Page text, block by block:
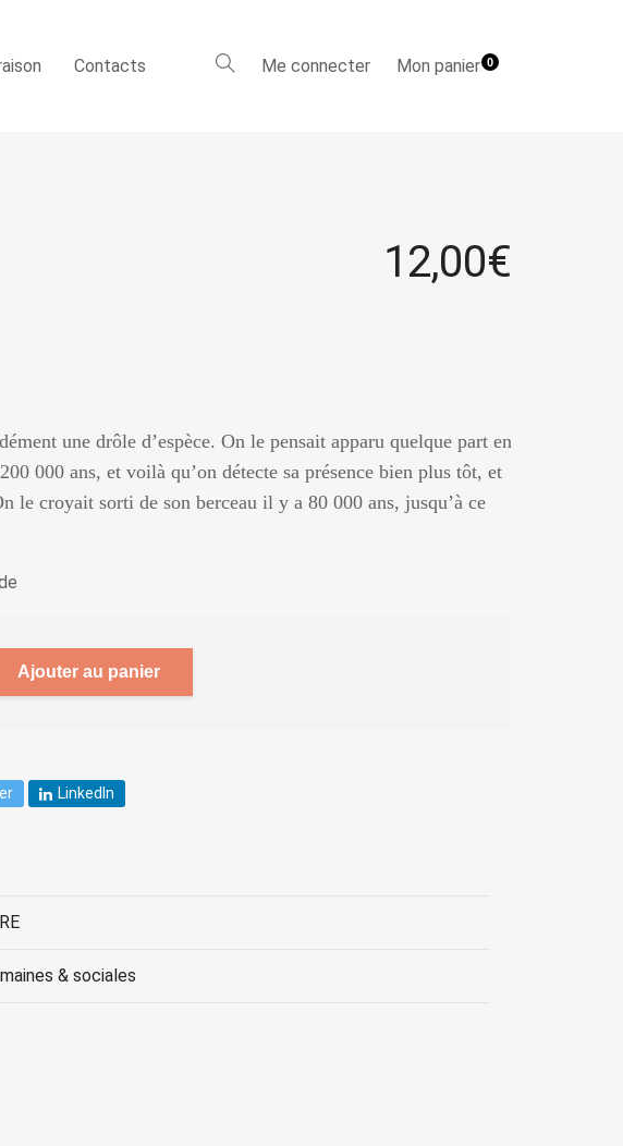
Contacts Me connecter Mon panier0
12,00€
une drôle d’espèce. On le pensait apparu quelque part en
000 ans, et voilà qu’on détecte sa présence bien plus tôt, et
le croyait sorti de son berceau il y a 80 000 ans, jusqu’à ce
Ajouter au panier
LinkedIn
& sociales